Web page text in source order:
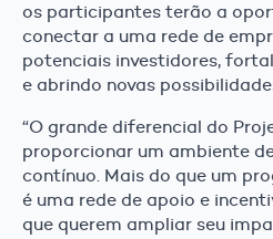
os participantes terão a
conectar a uma rede de
potenciais investidores,
e abrindo novas
“O grande diferencial do
proporcionar um ambiente
contínuo. Mais do que um
é uma rede de apoio e
que querem ampliar seu